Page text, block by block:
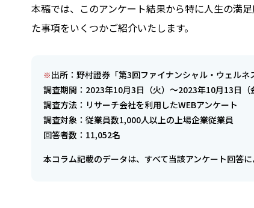
本稿では、このアンケート結果から特に人生の満
た事項をいくつかご紹介いたします。
出所：野村證券「第3回ファイナンシャル・ウェルネ
調査期間：2023年10月3日（火）～2023年10月13日（
調査方法：リサーチ会社を利用したWEBアンケート
調査対象：従業員数1,000人以上の上場企業従業員
回答者数：11,052名
本コラム記載のデータは、すべて当該アンケート回答に